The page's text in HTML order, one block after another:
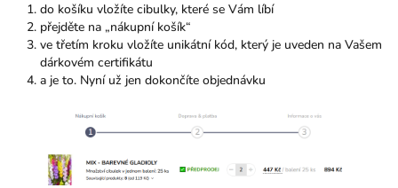
do košíku vložíte cibulky, které se Vám líbí
přejděte na „nákupní košík“
ve třetím kroku vložíte unikátní kód, který je uveden na Vašem
dárkovém certifikátu
a je to. Nyní už jen dokončíte objednávku